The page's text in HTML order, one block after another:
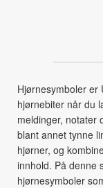
Hjørnesymboler er
hjørnebiter når du
meldinger, notater
blant annet tynne
hjørner, og
innhold. På denne
hjørnesymboler